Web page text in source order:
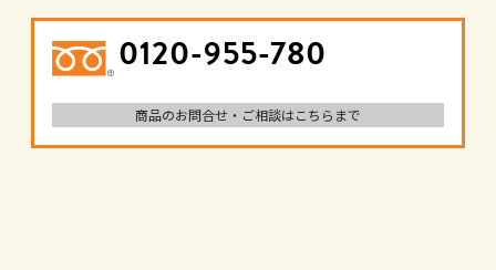
0120-955-780
商品のお問合せ・ご相談はこちらまで